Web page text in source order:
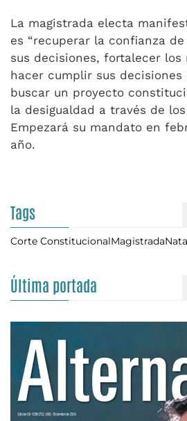
La magistrada electa
es “recuperar la confianza
sus decisiones, fortalecer los
hacer cumplir sus
buscar un proyecto
la desigualdad a través de los
Empezará su mandato en
año.
Tags
Corte ConstitucionalMagistrada
Última portada